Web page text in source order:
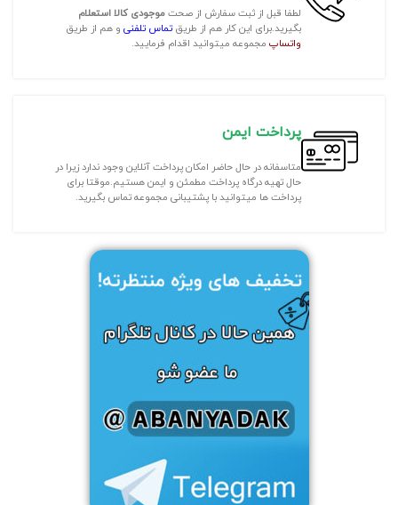
لطفا قبل از ثبت سفارش از صحتموجودی کالا استعلام
بگیرید.برای این کار هم از طریق تماس تلفنی و هم از طریق
واتساپ مجموعه میتوانید اقدام فرمایید.
پرداخت ایمن
متاسفانه در حال حاضر امکان پرداخت آنلاین وجود ندارد زیرا در
حال تهیه درگاه پرداخت مطمئن و ایمن هستیم.موقتا برای
پرداخت ها میتوانید با پشتیبانی مجموعه تماس بگیرید.